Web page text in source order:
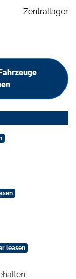
Zentrallager
leasen